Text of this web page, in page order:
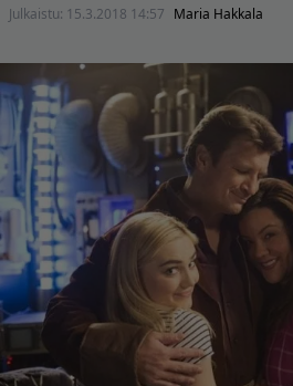
Julkaistu: 15.3.2018 14:57 Maria Hakkala